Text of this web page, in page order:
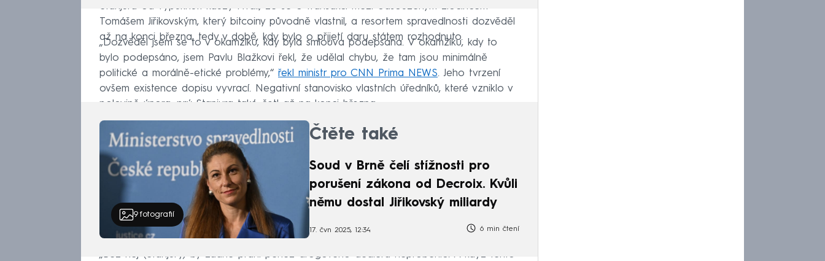
Stanjura od vypuknutí kauzy tvrdil, že se o transakci mezi odsouzeným zločincem
Tomášem Jiřikovským, který bitcoiny původně vlastnil, a resortem spravedlnosti dozvěděl
až na konci března, tedy v době, kdy bylo o přijetí daru státem rozhodnuto.
„Dozvěděl jsem se to v okamžiku, kdy byla smlouva podepsána. V okamžiku, kdy to
bylo podepsáno, jsem Pavlu Blažkovi řekl, že udělal chybu, že tam jsou minimálně
politické a morálně-etické problémy,“ řekl ministr pro CNN Prima NEWS. Jeho tvrzení
ovšem existence dopisu vyvrací. Negativní stanovisko vlastních úředníků, které vzniklo v
polovině února, prý Stanjura také četl až na konci března.
9fotografií
Čtěte také
Soud v Brně čelí stížnosti pro
porušení zákona od Decroix. Kvůli
němu dostal Jiřikovský miliardy
17. čvn 2025, 12:34 6 min čtení
„Bez něj (Stanjury) by žádné praní peněz drogového dealera neproběhlo. A když tento